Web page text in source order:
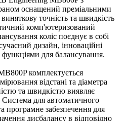
оснащений преміальними
точність та швидкість
комп'ютеризований
коліс поєднує в собі
дизайн, інноваційні
функціями для балансування.
комплектується
відстані та діаметра
та швидкістю виявляє
для автоматичного
програмне забезпечення для
дисбалансу в відповідно